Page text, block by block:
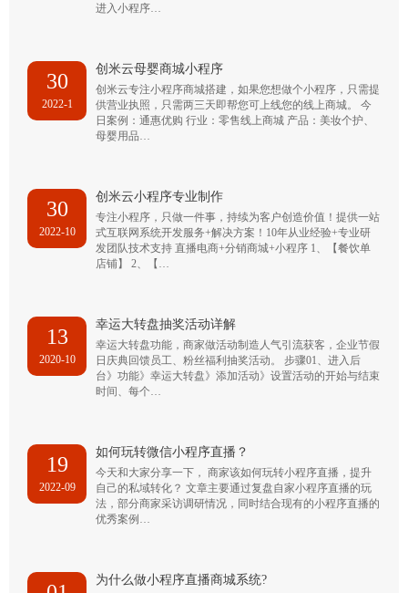
进入小程序…
30
2022-1
创米云母婴商城小程序
创米云专注小程序商城搭建，如果您想做个小程序，只需提
供营业执照，只需两三天即帮您可上线您的线上商城。 今
日案例：通惠优购 行业：零售线上商城 产品：美妆个护、
母婴用品…
30
2022-10
创米云小程序专业制作
专注小程序，只做一件事，持续为客户创造价值！提供一站
式互联网系统开发服务+解决方案！10年从业经验+专业研
发团队技术支持 直播电商+分销商城+小程序 1、【餐饮单
店铺】 2、【…
13
2020-10
幸运大转盘抽奖活动详解
幸运大转盘功能，商家做活动制造人气引流获客，企业节假
日庆典回馈员工、粉丝福利抽奖活动。 步骤01、进入后
台》功能》幸运大转盘》添加活动》设置活动的开始与结束
时间、每个…
19
2022-09
如何玩转微信小程序直播？
今天和大家分享一下， 商家该如何玩转小程序直播，提升
自己的私域转化？ 文章主要通过复盘自家小程序直播的玩
法，部分商家采访调研情况，同时结合现有的小程序直播的
优秀案例…
为什么做小程序直播商城系统?